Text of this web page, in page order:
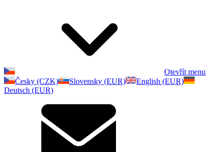
Otevřít menu
Česky (CZK)
Slovensky (EUR)
English (EUR)
Deutsch (EUR)